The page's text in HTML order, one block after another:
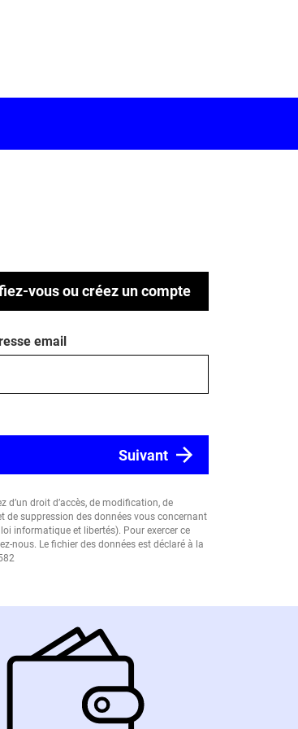
vous ou créez un compte
email
d’un droit d’accès, de modification, de
de suppression des données vous concernant
informatique et libertés). Pour exercer ce
nous. Le fichier des données est déclaré à la